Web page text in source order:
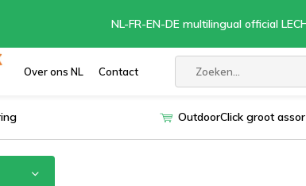
Over ons NL Contact
NL-FR-EN-DE multilingual official
OutdoorClick groot